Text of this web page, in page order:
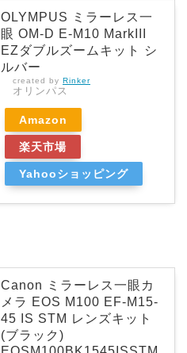
OLYMPUS ミラーレス一
眼 OM-D E-M10 MarkIII
EZダブルズームキット シ
ルバー
created by Rinker
オリンパス
Amazon
楽天市場
Yahooショッピング
Canon ミラーレス一眼カ
メラ EOS M100 EF-M15-
45 IS STM レンズキット
(ブラック)